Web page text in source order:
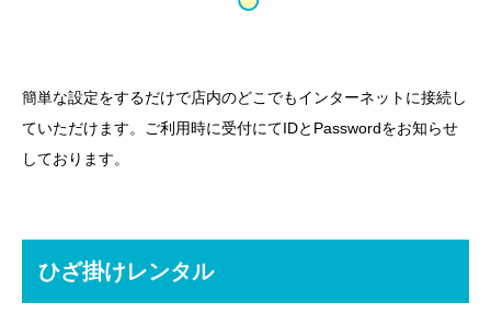
簡単な設定をするだけで店内のどこでもインターネットに接続し
ていただけます。ご利用時に受付にてIDとPasswordをお知らせ
しております。
ひざ掛けレンタル